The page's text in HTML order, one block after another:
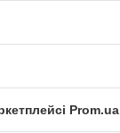
Prom.ua